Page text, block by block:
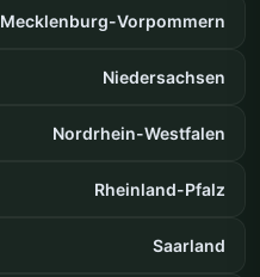
Mecklenburg-Vorpommern
Niedersachsen
Nordrhein-Westfalen
Rheinland-Pfalz
Saarland